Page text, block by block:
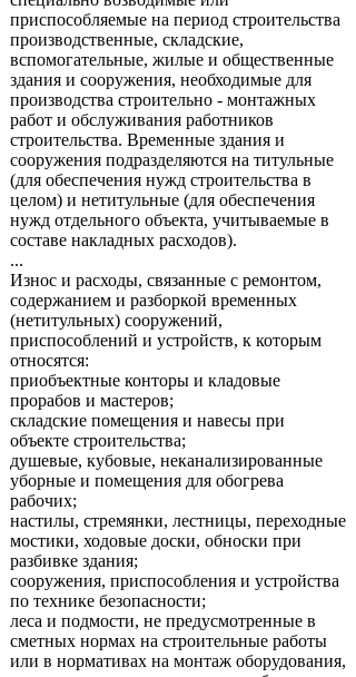
приспособляемые на период строительства
производственные, складские,
вспомогательные, жилые и общественные
здания и сооружения, необходимые для
производства строительно - монтажных
работ и обслуживания работников
строительства. Временные здания и
сооружения подразделяются на титульные
(для обеспечения нужд строительства в
целом) и нетитульные (для обеспечения
нужд отдельного объекта, учитываемые в
составе накладных расходов).
...
Износ и расходы, связанные с ремонтом,
содержанием и разборкой временных
(нетитульных) сооружений,
приспособлений и устройств, к которым
относятся:
приобъектные конторы и кладовые
прорабов и мастеров;
складские помещения и навесы при
объекте строительства;
душевые, кубовые, неканализированные
уборные и помещения для обогрева
рабочих;
настилы, стремянки, лестницы, переходные
мостики, ходовые доски, обноски при
разбивке здания;
сооружения, приспособления и устройства
по технике безопасности;
леса и подмости, не предусмотренные в
сметных нормах на строительные работы
или в нормативах на монтаж оборудования,